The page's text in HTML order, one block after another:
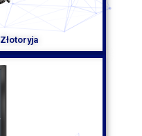
i preferencji. Oprócz
kolorów i wzorów,
wnętrza.
funkcjonalne i stylowe
i komfort naszego
i materiałach,